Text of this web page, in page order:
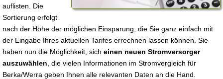
auflisten. Die
Sortierung erfolgt
nach der Höhe der möglichen Einsparung, die Sie ganz einfach mit
der Eingabe Ihres aktuellen Tarifes errechnen lassen können. Sie
haben nun die Möglichkeit, sich einen neuen Stromversorger
auszuwählen , die vielen Informationen im Stromvergleich für
Berka/Werra geben Ihnen alle relevanten Daten an die Hand.